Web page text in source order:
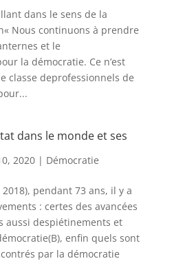
dans le sens de la
Nous continuons à prendre
et le
la démocratie. Ce n’est
classe deprofessionnels de
dans le monde et ses
2020| Démocratie
pendant 73 ans, il y a
: certes des avancées
aussi despiétinements et
enfin quels sont
par la démocratie